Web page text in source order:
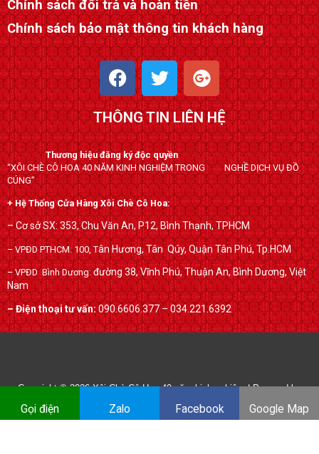
Chính sách đổi trả và hoàn tiền
Chính sách bảo mật thông tin khách hàng
F
a
c
e
b
o
o
k
T
w
i
t
t
e
r
G
o
o
g
l
e
-
p
l
u
s
THÔNG TIN LIÊN HỆ
Thương hiệu đăng ký độc quyền
“XÔI CHÈ CÔ HOA 40 NĂM KINH NGHIỆM TRONG NGHỀ DỊCH VỤ ĐỒ
CÚNG”
+ Hệ Thống Cửa Hàng Xôi Chè Cô Hoa:
– Cơ sở SX: 353, Chu Văn An, P12, Bình Thạnh, TPHCM
– VPĐD PTHCM: 100, Tân Hương, Tân Qúy,Quận Tân Phú, Tp.HCM
– VPĐD Bình Dương:đường 38, Vĩnh Phú, Thuận An, Bình Dương, Việt
Nam
– Điện thoại tư vấn:090.6606.377 – 034.221.6392
Copyright © 2026Xôi Chè Cô Hoa 40 năm kinh nghiệm| Powered by
xoichecohoa.com
Gọi điện Zalo Facebook Google Map